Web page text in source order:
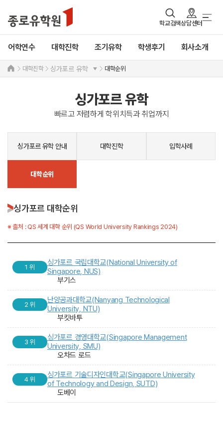
학교검색상담센터
어학연수 대학진학 조기유학 학생후기 회사소개
대학진학 싱가포르 유학 대학순위
싱가포르 유학
빠르고 저렴하게 학위치득과 취업까지
싱가포르 유학 안내 대학진학 입학사례
대학순위
싱가포르 대학순위
※ 출처 : QS 세계 대학 순위 (QS World University Rankings 2024)
1
싱가포르 국립대학교(National University of
Singapore, NUS)
부기스
2
난양공과대학교(Nanyang Technological
University, NTU)
부킷바투
3
싱가포르 경영대학교(Singapore Management
University, SMU)
오차드 로드
4
싱가포르 기술디자인대학교(Singapore University
of Technology and Design, SUTD)
도베이